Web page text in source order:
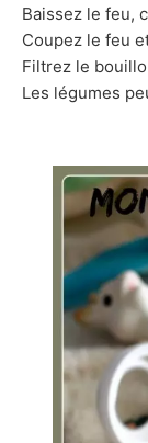
Baissez le feu,
Coupez le feu
Filtrez le
Les légumes